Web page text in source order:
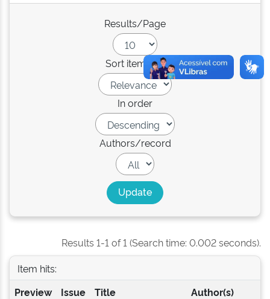
Results/Page
Sort items by
In order
Authors/record
Results 1-1 of 1 (Search time: 0.002 seconds).
Item hits:
Preview
Issue
Title Author(s)